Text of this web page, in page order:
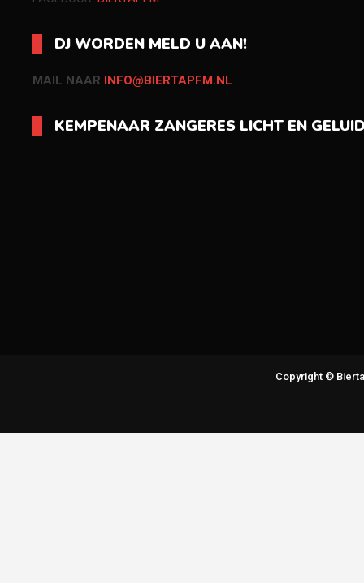
DJ WORDEN MELD U AAN!
MAIL NAAR INFO@BIERTAPFM.NL
KEMPENAAR ZANGERES LICHT EN
Copyright ©